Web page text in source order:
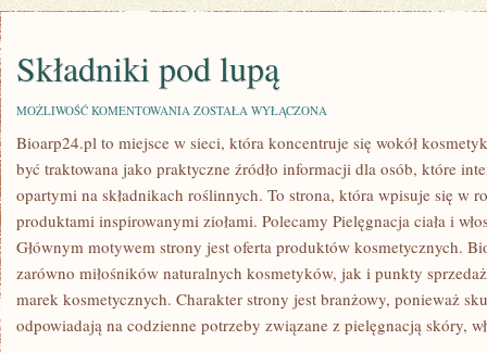
Składniki pod lupą
MOŻLIWOŚĆ KOMENTOWANIA SKŁADNIKI
LUPĄ
ZOSTAŁA WYŁĄCZONA
Bioarp24.pl to miejsce w sieci, która koncentruje się wokół
być traktowana jako praktyczne źródło informacji dla osób, które
opartymi na składnikach roślinnych. To strona, która wpisuje się w
produktami inspirowanymi ziołami. Polecamy Pielęgnacja ciała i
Głównym motywem strony jest oferta produktów kosmetycznych.
zarówno miłośników naturalnych kosmetyków, jak i punkty
marek kosmetycznych. Charakter strony jest branżowy, ponieważ
odpowiadają na codzienne potrzeby związane z pielęgnacją skóry,